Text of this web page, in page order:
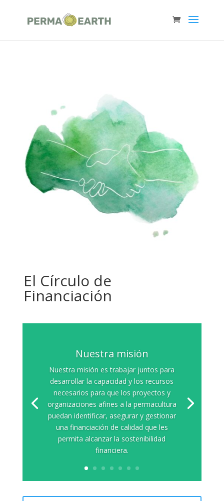
El Círculo de
Financiación
Nuestra misión
Nuestra misión es trabajar juntos para
desarrollar la capacidad y los recursos
necesarios para que los proyectos y
organizaciones afines a la permacultura
puedan identificar, asegurar y gestionar
una financiación de calidad que les
permita alcanzar la sostenibilidad
financiera.